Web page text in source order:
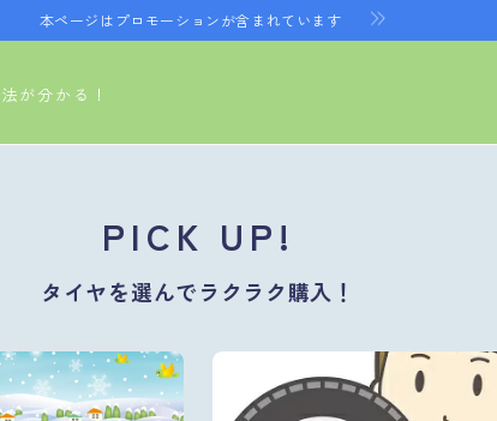
本ページはプロモーションが含まれています
が分かる！
PICK UP!
タイヤを選んでラクラク購入！